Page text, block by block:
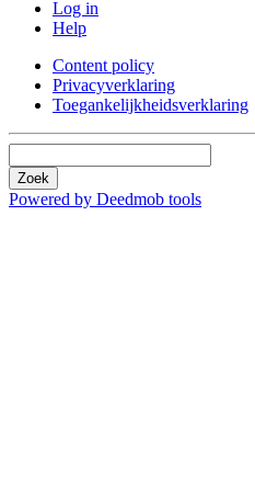
Log in
Help
Content policy
Privacyverklaring
Toegankelijkheidsverklaring
Zoek
Powered by Deedmob tools